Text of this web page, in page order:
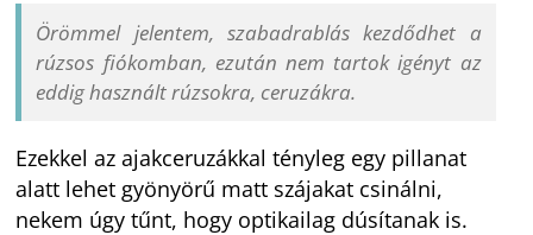
Örömmel jelentem, szabadrablás kezdődhet a
rúzsos fiókomban, ezután nem tartok igényt az
eddig használt rúzsokra, ceruzákra.
Ezekkel az ajakceruzákkal tényleg egy pillanat
alatt lehet gyönyörű matt szájakat csinálni,
nekem úgy tűnt, hogy optikailag dúsítanak is.